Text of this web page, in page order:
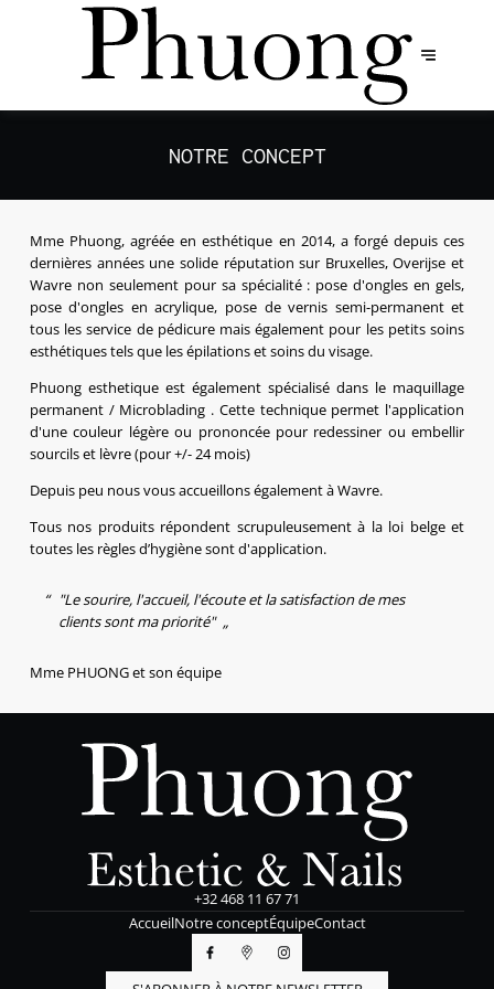
NOTRE CONCEPT
Mme Phuong, agréée en esthétique en 2014, a forgé depuis ces
dernières années une solide réputation sur Bruxelles, Overijse et
Wavre non seulement pour sa spécialité : pose d'ongles en gels,
pose d'ongles en acrylique, pose de vernis semi-permanent et
tous les service de pédicure mais également pour les petits soins
esthétiques tels que les épilations et soins du visage.
Phuong esthetique est également spécialisé dans le maquillage
permanent / Microblading . Cette technique permet l'application
d'une couleur légère ou prononcée pour redessiner ou embellir
sourcils et lèvre (pour +/- 24 mois)
Depuis peu nous vous accueillons également à Wavre.
Tous nos produits répondent scrupuleusement à la loi belge et
toutes les règles d’hygiène sont d'application.
"Le sourire, l'accueil, l'écoute et la satisfaction de mes
clients sont ma priorité"
Mme PHUONG et son équipe
+32 468 11 67 71
AccueilNotre conceptÉquipeContact